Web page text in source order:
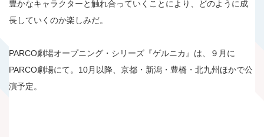
豊かなキャラクターと触れ合っていくことにより、どのように成
長していくのか楽しみだ。
PARCO劇場オープニング・シリーズ『ゲルニカ』は、９月に
PARCO劇場にて。10月以降、京都・新潟・豊橋・北九州ほかで公
演予定。